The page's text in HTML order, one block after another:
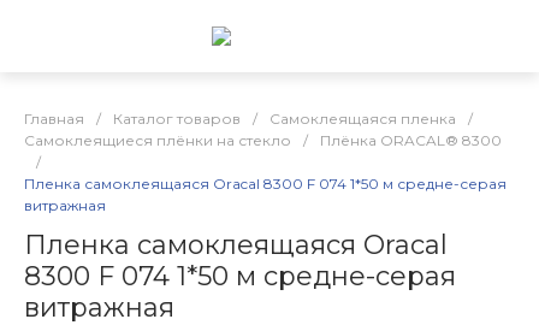
Главная / Каталог товаров / Самоклеящаяся пленка
/
Самоклеящиеся плёнки на стекло
/
Плёнка ORACAL® 8300
/
Пленка самоклеящаяся Oracal 8300 F 074 1*50 м средне-серая
витражная
Пленка самоклеящаяся Oracal
8300 F 074 1*50 м средне-серая
витражная